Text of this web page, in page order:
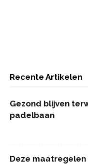
Recente Artikelen
Gezond blijven
padelbaan
Deze